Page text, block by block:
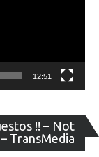
12:51
!! – Not
TransMedia
de